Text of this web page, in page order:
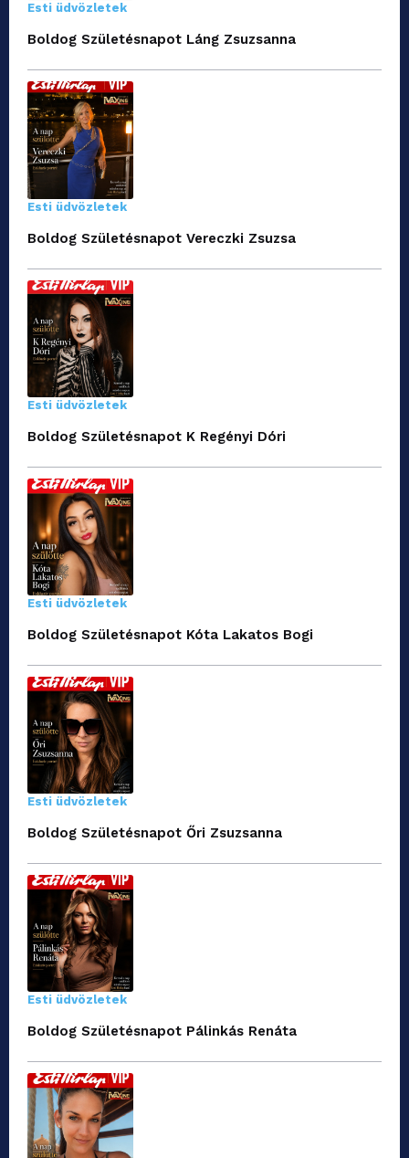
Esti üdvözletek
Boldog Születésnapot Láng Zsuzsanna
Esti üdvözletek
Boldog Születésnapot Vereczki Zsuzsa
Esti üdvözletek
Boldog Születésnapot K Regényi Dóri
Esti üdvözletek
Boldog Születésnapot Kóta Lakatos Bogi
Esti üdvözletek
Boldog Születésnapot Őri Zsuzsanna
Esti üdvözletek
Boldog Születésnapot Pálinkás Renáta